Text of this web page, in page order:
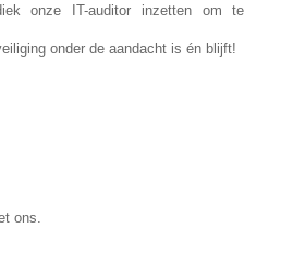
onze IT-auditor inzetten om te
onder de aandacht is én blijft!
ons.